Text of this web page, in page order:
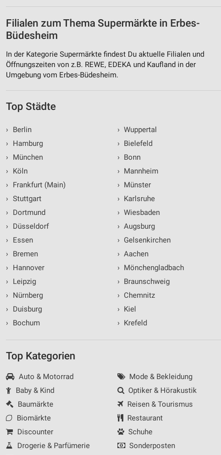
Filialen zum Thema Supermärkte in Erbes-
Büdesheim
In der Kategorie Supermärkte findest Du aktuelle Filialen und
Öffnungszeiten von z.B. REWE, EDEKA und Kaufland in der
Umgebung vom Erbes-Büdesheim.
Top Städte
›
Berlin
›
Hamburg
›
München
›
Köln
›
Frankfurt (Main)
› Stuttgart
›
Dortmund
›
Düsseldorf
›
Essen
›
Bremen
›
Hannover
›
Leipzig
›
Nürnberg
›
Duisburg
›
Bochum
› Wuppertal
› Bielefeld
› Bonn
› Mannheim
› Münster
› Karlsruhe
› Wiesbaden
› Augsburg
› Gelsenkirchen
› Aachen
› Mönchengladbach
› Braunschweig
› Chemnitz
› Kiel
› Krefeld
Top Kategorien
Auto & Motorrad
Baby & Kind
Baumärkte
Biomärkte
Discounter
Drogerie & Parfümerie
Mode & Bekleidung
Optiker & Hörakustik
Reisen & Tourismus
Restaurant
Schuhe
Sonderposten